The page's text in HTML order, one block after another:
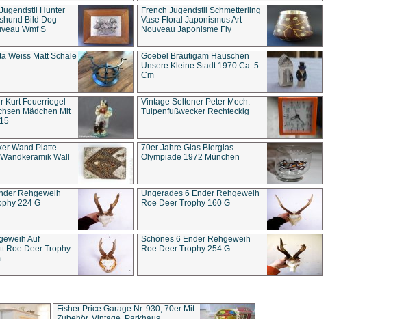
Hunter
Bild Dog
Wmf S
French Jugendstil Schmetterling
Vase Floral Japonismus Art
Nouveau Japonisme Fly
Weiss Matt Schale
Goebel Bräutigam Häuschen
Unsere Kleine Stadt 1970 Ca. 5
Cm
Kurt Feuerriegel
Mädchen Mit
Vintage Seltener Peter Mech.
Tulpenfußwecker Rechteckig
Wand Platte
Wall
70er Jahre Glas Bierglas
Olympiade 1972 München
Rehgeweih
224 G
Ungerades 6 Ender Rehgeweih
Roe Deer Trophy 160 G
Auf
Roe Deer Trophy
Schönes 6 Ender Rehgeweih
Roe Deer Trophy 254 G
Fisher Price Garage Nr. 930, 70er Mit